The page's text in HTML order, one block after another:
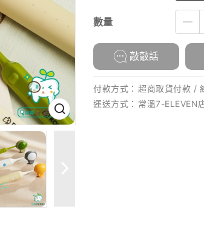
數量
敲敲話
付款方式： 超商取貨付款 /
運送方式： 常溫7-ELEVEN